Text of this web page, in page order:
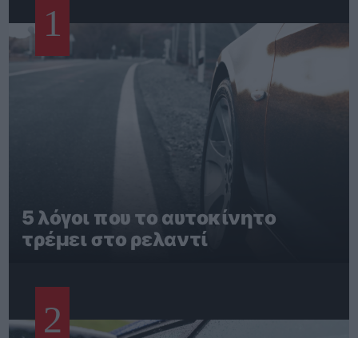
1
5 λόγοι που το αυτοκίνητο
τρέμει στο ρελαντί
2